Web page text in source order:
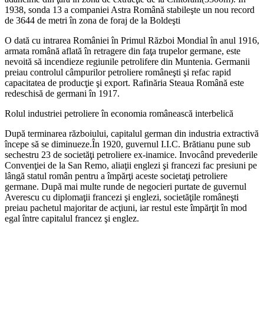
1938, sonda 13 a companiei Astra Română stabileşte un nou record
de 3644 de metri în zona de foraj de la Boldeşti
O dată cu intrarea României în Primul Război Mondial în anul 1916,
armata română aflată în retragere din faţa trupelor germane, este
nevoită să incendieze regiunile petrolifere din Muntenia. Germanii
preiau controlul câmpurilor petroliere româneşti şi refac rapid
capacitatea de producţie şi export. Rafinăria Steaua Română este
redeschisă de germani în 1917.
Rolul industriei petroliere în economia românească interbelică
După terminarea războiului, capitalul german din industria extractivă
începe să se diminueze.În 1920, guvernul I.I.C. Brătianu pune sub
sechestru 23 de societăţi petroliere ex-inamice. Invocând prevederile
Convenţiei de la San Remo, aliaţii englezi şi francezi fac presiuni pe
lângă statul român pentru a împărţi aceste societaţi petroliere
germane. După mai multe runde de negocieri purtate de guvernul
Averescu cu diplomaţii francezi şi englezi, societăţile româneşti
preiau pachetul majoritar de acţiuni, iar restul este împărţit în mod
egal între capitalul francez şi englez.